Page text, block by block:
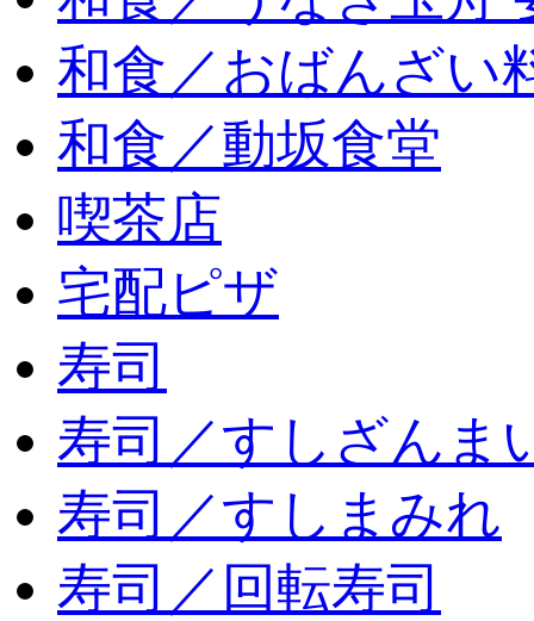
和食／おばんざい
和食／動坂食堂
喫茶店
宅配ピザ
寿司
寿司／すしざんま
寿司／すしまみれ
寿司／回転寿司